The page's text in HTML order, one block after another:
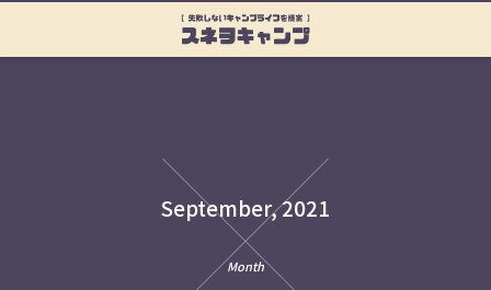
September, 2021
Month